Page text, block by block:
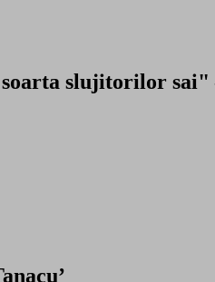
slujitorilor sai"